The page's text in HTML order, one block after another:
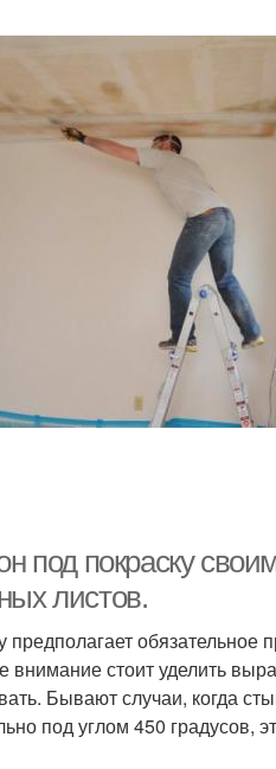
под покраску
листов.
предполагает
стоит уделить
Бывают случаи, когда
под углом 450 градусов,